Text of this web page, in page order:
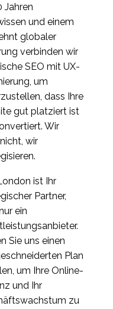
6
in
2
6
Jahren
und einem
globaler
verbinden wir
SEO mit UX-
um
dass Ihre
gut platziert ist
Wir
wir
ist Ihr
Partner,
ein
Sie uns einen
Plan
um Ihre Online-
und Ihr
zu